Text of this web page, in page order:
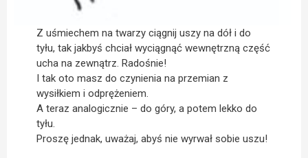
Z uśmiechem na twarzy ciągnij uszy na dół i do
tyłu, tak jakbyś chciał wyciągnąć wewnętrzną część
ucha na zewnątrz. Radośnie!
I tak oto masz do czynienia na przemian z
wysiłkiem i odprężeniem.
A teraz analogicznie – do góry, a potem lekko do
tyłu.
Proszę jednak, uważaj, abyś nie wyrwał sobie uszu!